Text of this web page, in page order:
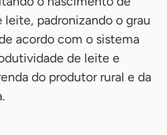
leite, padronizando o grau
acordo com o sistema
de leite e
do produtor rural e da